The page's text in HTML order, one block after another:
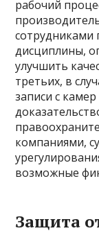
рабочий
сотрудниками
дисциплины,
улучшить
третьих, в
записи с
компаниями,
возможные
Защита